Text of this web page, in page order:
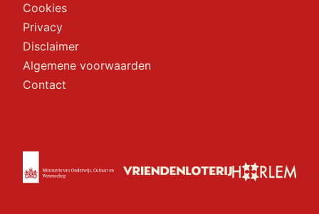
Cookies
Privacy
Disclaimer
Algemene voorwaarden
Contact